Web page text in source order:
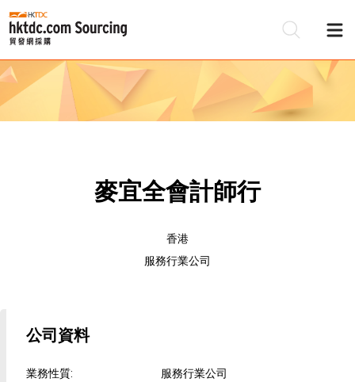
麥宜全會計師行
香港
服務行業公司
公司資料
業務性質:
服務行業公司